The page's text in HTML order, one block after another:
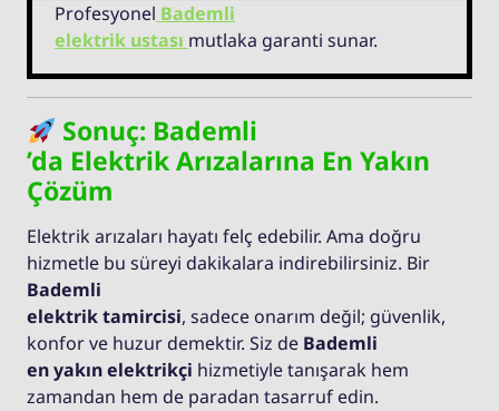
Profesyonel Bademli
elektrik ustası mutlaka garanti sunar.
Sonuç: Bademli
’da Elektrik Arızalarına En Yakın
Çözüm
Elektrik arızaları hayatı felç edebilir. Ama doğru
hizmetle bu süreyi dakikalara indirebilirsiniz. Bir
Bademli
elektrik tamircisi, sadece onarım değil; güvenlik,
konfor ve huzur demektir. Siz de Bademli
en yakın elektrikçi hizmetiyle tanışarak hem
zamandan hem de paradan tasarruf edin.